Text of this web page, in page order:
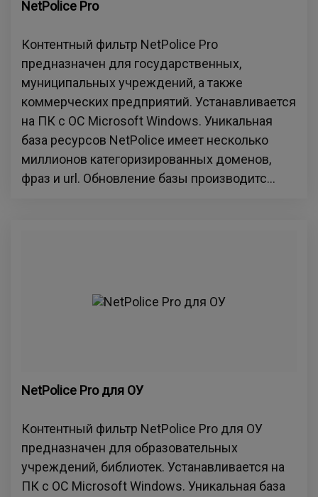
NetPolice Pro
Контентный фильтр NetPolice Pro
предназначен для государственных,
муниципальных учреждений, а также
коммерческих предприятий. Устанавливается
на ПК с ОС Microsoft Windows. Уникальная
база ресурсов NetPolice имеет несколько
миллионов категоризированных доменов,
фраз и url. Обновление базы производитс...
NetPolice Pro для ОУ
Контентный фильтр NetPolice Pro для ОУ
предназначен для образовательных
учреждений, библиотек. Устанавливается на
ПК с ОС Microsoft Windows. Уникальная база